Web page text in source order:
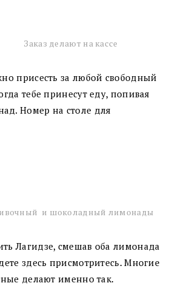
Заказ делают на кассе
присесть за любой свободный
тебе принесут еду, попивая
Номер на столе для
и шоколадный лимонады
Лагидзе, смешав оба лимонада
здесь присмотритесь. Многие
делают именно так.